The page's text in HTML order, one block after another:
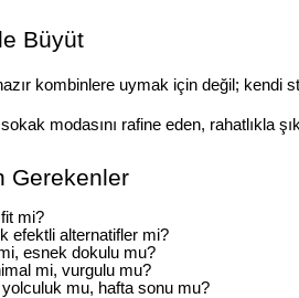
Büyüt
kombinlere uymak için değil; kendi
modasını rafine eden, rahatlıkla
Gerekenler
mi?
efektli alternatifler mi?
esnek dokulu mu?
mi, vurgulu mu?
mu, hafta sonu mu?